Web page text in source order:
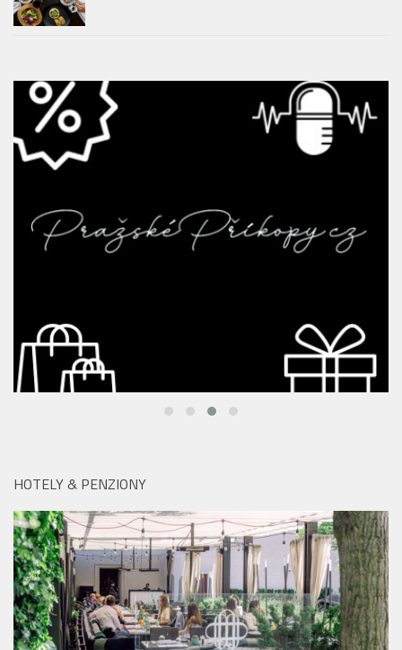
HOTELY & PENZIONY